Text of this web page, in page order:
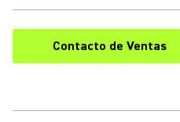
Contacto de Ventas